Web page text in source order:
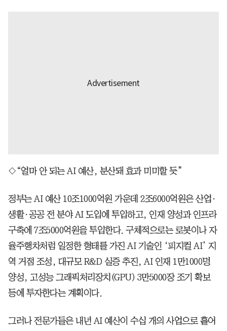
◇“얼마 안 되는 AI 예산, 분산돼 효과 미미할 듯”
정부는 AI 예산 10조1000억원 가운데 2조6000억원은 산업·
생활·공공 전 분야 AI 도입에 투입하고, 인재 양성과 인프라
구축에 7조5000억원을 투입한다. 구체적으로는 로봇이나 자
율주행차처럼 일정한 형태를 가진 AI 기술인 ‘피지컬 AI’ 지
역 거점 조성, 대규모 R&D 실증 추진, AI 인재 1만1000명
양성, 고성능 그래픽처리장치(GPU) 3만5000장 조기 확보
등에 투자한다는 계획이다.
그러나 전문가들은 내년 AI 예산이 수십 개의 사업으로 흩어